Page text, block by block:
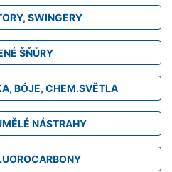
SWINGERY
ŠŇŮRY
BÓJE, CHEM.SVĚTLA
NÁSTRAHY